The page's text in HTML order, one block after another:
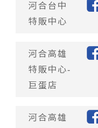
河合台中
特販中心
河合高雄
特販中心-
巨蛋店
河合高雄